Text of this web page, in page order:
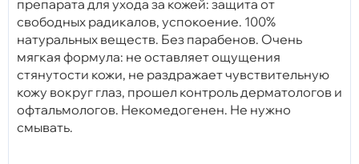
препарата для ухода за кожей: защита от
свободных радикалов, успокоение. 100%
натуральных веществ. Без парабенов. Очень
мягкая формула: не оставляет ощущения
стянутости кожи, не раздражает чувствительную
кожу вокруг глаз, прошел контроль дерматологов и
офтальмологов. Некомедогенен. Не нужно
смывать.